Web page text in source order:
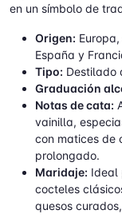
en un símbolo de
Origen:
España y
Tipo: Destilado
Graduación
Notas de cata:
vainilla,
con matices de
prolongado.
Maridaje: Ideal
cocteles
quesos